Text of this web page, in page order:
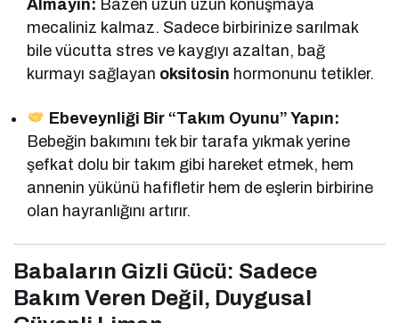
Almayın: Bazen uzun uzun konuşmaya
mecaliniz kalmaz. Sadece birbirinize sarılmak
bile vücutta stres ve kaygıyı azaltan, bağ
kurmayı sağlayan oksitosin hormonunu tetikler.
Ebeveynliği Bir “Takım Oyunu” Yapın:
Bebeğin bakımını tek bir tarafa yıkmak yerine
şefkat dolu bir takım gibi hareket etmek, hem
annenin yükünü hafifletir hem de eşlerin birbirine
olan hayranlığını artırır.
Babaların Gizli Gücü: Sadece
Bakım Veren Değil, Duygusal